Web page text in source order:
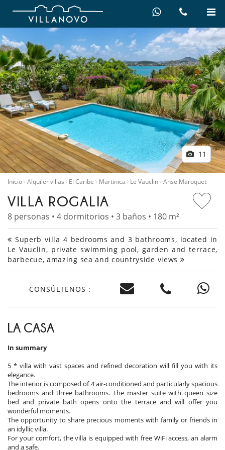
11
Inicio Alquiler villas El Caribe Martinica Le Vauclin Anse Maroquet
VILLA ROGALIA
8 personas • 4 dormitorios • 3 baños • 180 m²
Superb villa 4 bedrooms and 3 bathrooms, located in
Le Vauclin, private swimming pool, garden and terrace,
barbecue, amazing sea and countryside views
CONSÚLTENOS :
LA CASA
In summary
5 * villa with vast spaces and refined decoration will fill you with its
elegance.
The interior is composed of 4 air-conditioned and particularly spacious
bedrooms and three bathrooms. The master suite with queen size
bed and private bath opens onto the terrace and will offer you
wonderful moments.
The opportunity to share precious moments with family or friends in
an idyllic villa.
For your comfort, the villa is equipped with free WiFi access, an alarm
and a safe.